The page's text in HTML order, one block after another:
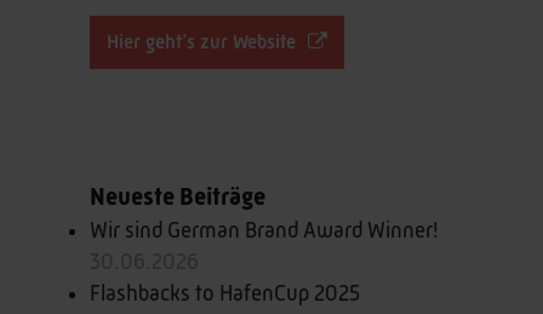
Hier geht’s zur Website
Neueste Beiträge
Wir sind German Brand Award Winner!
Flashbacks to HafenCup 2025